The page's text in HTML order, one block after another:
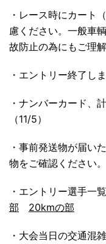
・レース時にカート
慮ください。一般車
故防止の為にもご理
・ エントリー終了しま
・ナンバーカード、
（11/5）
・事前発送物が届い
物をご確認ください。
・エントリー選手
部
20kmの部
・大会当日の交通混